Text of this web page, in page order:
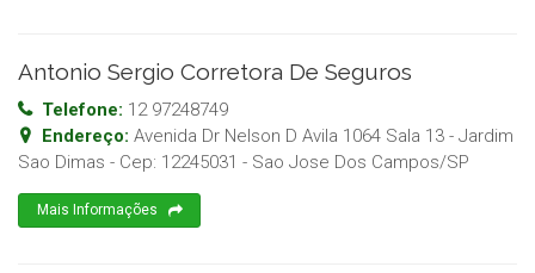
Antonio Sergio Corretora De Seguros
Telefone: 12 97248749
Endereço: Avenida Dr Nelson D Avila 1064 Sala 13 - Jardim
Sao Dimas - Cep: 12245031 - Sao Jose Dos Campos/SP
Mais Informações